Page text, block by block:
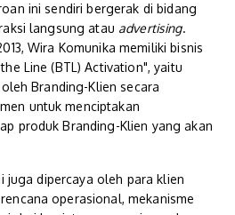
ini sendiri bergerak di bidang
langsung atau advertising.
Wira Komunika memiliki bisnis
Line (BTL) Activation", yaitu
Branding-Klien secara
untuk menciptakan
produk Branding-Klien yang akan
juga dipercaya oleh para klien
operasional, mekanisme